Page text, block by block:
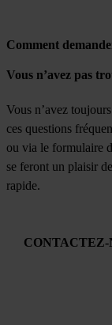
Comment
Vous n’avez pas
Vous n’avez
ces questions
ou via le formulaire
se feront un plaisir
rapide.
CONTACTEZ-